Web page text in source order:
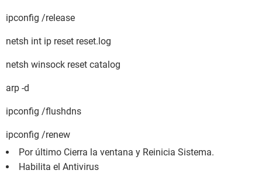
ipconfig /release
netsh int ip reset reset.log
netsh winsock reset catalog
arp -d
ipconfig /flushdns
ipconfig /renew
Por último Cierra la ventana y Reinicia Sistema.
Habilita el Antivirus